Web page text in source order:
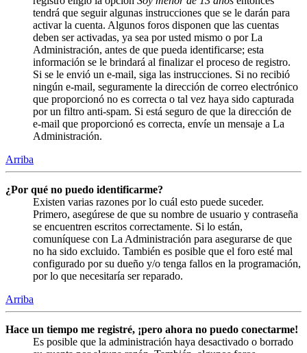
tendrá que seguir algunas instrucciones que se le darán para
activar la cuenta. Algunos foros disponen que las cuentas
deben ser activadas, ya sea por usted mismo o por La
Administración, antes de que pueda identificarse; esta
información se le brindará al finalizar el proceso de registro.
Si se le envió un e-mail, siga las instrucciones. Si no recibió
ningún e-mail, seguramente la dirección de correo electrónico
que proporcionó no es correcta o tal vez haya sido capturada
por un filtro anti-spam. Si está seguro de que la dirección de
e-mail que proporcionó es correcta, envíe un mensaje a La
Administración.
Arriba
¿Por qué no puedo identificarme?
Existen varias razones por lo cuál esto puede suceder.
Primero, asegúrese de que su nombre de usuario y contraseña
se encuentren escritos correctamente. Si lo están,
comuníquese con La Administración para asegurarse de que
no ha sido excluido. También es posible que el foro esté mal
configurado por su dueño y/o tenga fallos en la programación,
por lo que necesitaría ser reparado.
Arriba
Hace un tiempo me registré, ¡pero ahora no puedo conectarme!
Es posible que la administración haya desactivado o borrado